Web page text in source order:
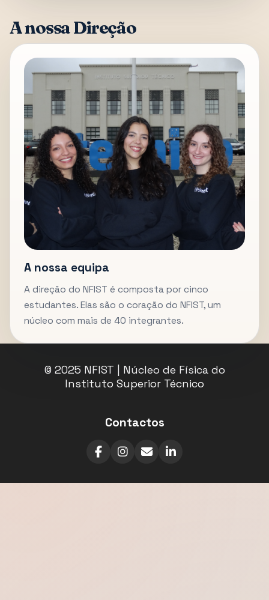
A nossa Direção
A nossa equipa
A direção do NFIST é composta por cinco
estudantes. Elas são o coração do NFIST, um
núcleo com mais de 40 integrantes.
© 2025 NFIST | Núcleo de Física do
Instituto Superior Técnico
Contactos